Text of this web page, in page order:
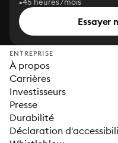
Essayer
ENTREPRISE
À propos
Carrières
Investisseurs
Presse
Durabilité
Déclaration